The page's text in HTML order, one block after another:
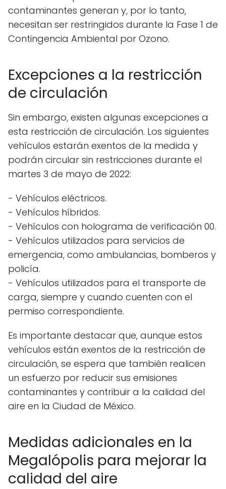
contaminantes generan y, por lo tanto,
necesitan ser restringidos durante la Fase 1 de
Contingencia Ambiental por Ozono.
Excepciones a la restricción
de circulación
Sin embargo, existen algunas excepciones a
esta restricción de circulación. Los siguientes
vehículos estarán exentos de la medida y
podrán circular sin restricciones durante el
martes 3 de mayo de 2022:
- Vehículos eléctricos.
- Vehículos híbridos.
- Vehículos con holograma de verificación 00.
- Vehículos utilizados para servicios de
emergencia, como ambulancias, bomberos y
policía.
- Vehículos utilizados para el transporte de
carga, siempre y cuando cuenten con el
permiso correspondiente.
Es importante destacar que, aunque estos
vehículos están exentos de la restricción de
circulación, se espera que también realicen
un esfuerzo por reducir sus emisiones
contaminantes y contribuir a la calidad del
aire en la Ciudad de México.
Medidas adicionales en la
Megalópolis para mejorar la
calidad del aire